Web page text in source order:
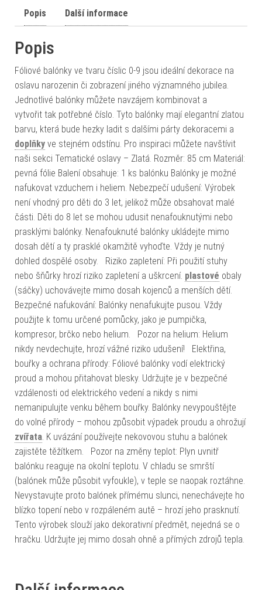
Popis Další informace
Popis
Fóliové balónky ve tvaru číslic 0-9 jsou ideální dekorace na
oslavu narozenin či zobrazení jiného významného jubilea.
Jednotlivé balónky můžete navzájem kombinovat a
vytvořit tak potřebné číslo. Tyto balónky mají elegantní zlatou
barvu, která bude hezky ladit s dalšími párty dekoracemi a
doplňky ve stejném odstínu. Pro inspiraci můžete navštívit
naši sekci Tematické oslavy – Zlatá. Rozměr: 85 cm Materiál:
pevná fólie Balení obsahuje: 1 ks balónku Balónky je možné
nafukovat vzduchem i heliem. Nebezpečí udušení: Výrobek
není vhodný pro děti do 3 let, jelikož může obsahovat malé
části. Děti do 8 let se mohou udusit nenafouknutými nebo
prasklými balónky. Nenafouknuté balónky ukládejte mimo
dosah dětí a ty prasklé okamžitě vyhoďte. Vždy je nutný
dohled dospělé osoby. Riziko zapletení: Při použití stuhy
nebo šňůrky hrozí riziko zapletení a uškrcení. plastové obaly
(sáčky) uchovávejte mimo dosah kojenců a menších dětí.
Bezpečné nafukování: Balónky nenafukujte pusou. Vždy
použijte k tomu určené pomůcky, jako je pumpička,
kompresor, brčko nebo helium. Pozor na helium: Helium
nikdy nevdechujte, hrozí vážné riziko udušení! Elektřina,
bouřky a ochrana přírody: Fóliové balónky vodí elektrický
proud a mohou přitahovat blesky. Udržujte je v bezpečné
vzdálenosti od elektrického vedení a nikdy s nimi
nemanipulujte venku během bouřky. Balónky nevypouštějte
do volné přírody – mohou způsobit výpadek proudu a ohrožují
zvířata. K uvázání používejte nekovovou stuhu a balónek
zajistěte těžítkem. Pozor na změny teplot: Plyn uvnitř
balónku reaguje na okolní teplotu. V chladu se smrští
(balónek může působit vyfoukle), v teple se naopak roztáhne.
Nevystavujte proto balónek přímému slunci, nenechávejte ho
blízko topení nebo v rozpáleném autě – hrozí jeho prasknutí.
Tento výrobek slouží jako dekorativní předmět, nejedná se o
hračku. Udržujte jej mimo dosah ohně a přímých zdrojů tepla.